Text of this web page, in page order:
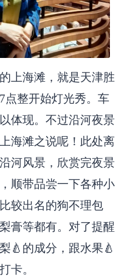
上海滩，就是天津胜
点整开始灯光秀。车
体现。不过沿河夜景
海滩之说呢！此处离
河风景，欣赏完夜景
顺带品尝一下各种小
较出名的狗不理包
膏等都有。对了提醒
🍐的成分，跟水果🍐
卡。